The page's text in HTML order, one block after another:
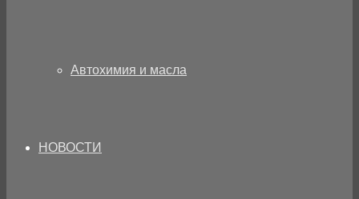
Автохимия и масла
НОВОСТИ